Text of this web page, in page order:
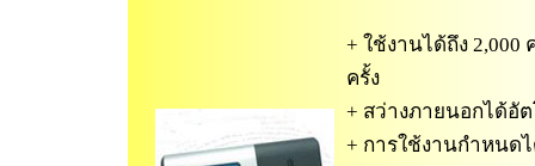
+ ใช้งานได้ถึง 2,000
ครั้ง
+ สว่างภายนอกได้อั
+ การใช้งานกำหนดไ